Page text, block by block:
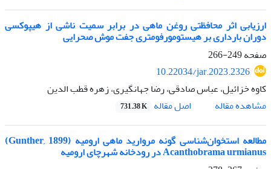
ارزیابی اثر محافظتی روغن ماهی در برابر سمیت ناشی از هیپوکسی
دوران بارداری بر هیستومورفومتری جفت موش صحرایی
صفحه249-266
10.22034/jar.2023.2326
کاوه خزائیل، عباس صادقی، رضا جهانگیری، زهره قطب الدین
مشاهده مقاله
اصل مقاله 731.38 K
مطالعه استخوان‌شناسی گونه مروارید ماهی ارومیه (Gunther, 1899)
Acanthobrama urmianus در رودخانه شهرچای ارومیه